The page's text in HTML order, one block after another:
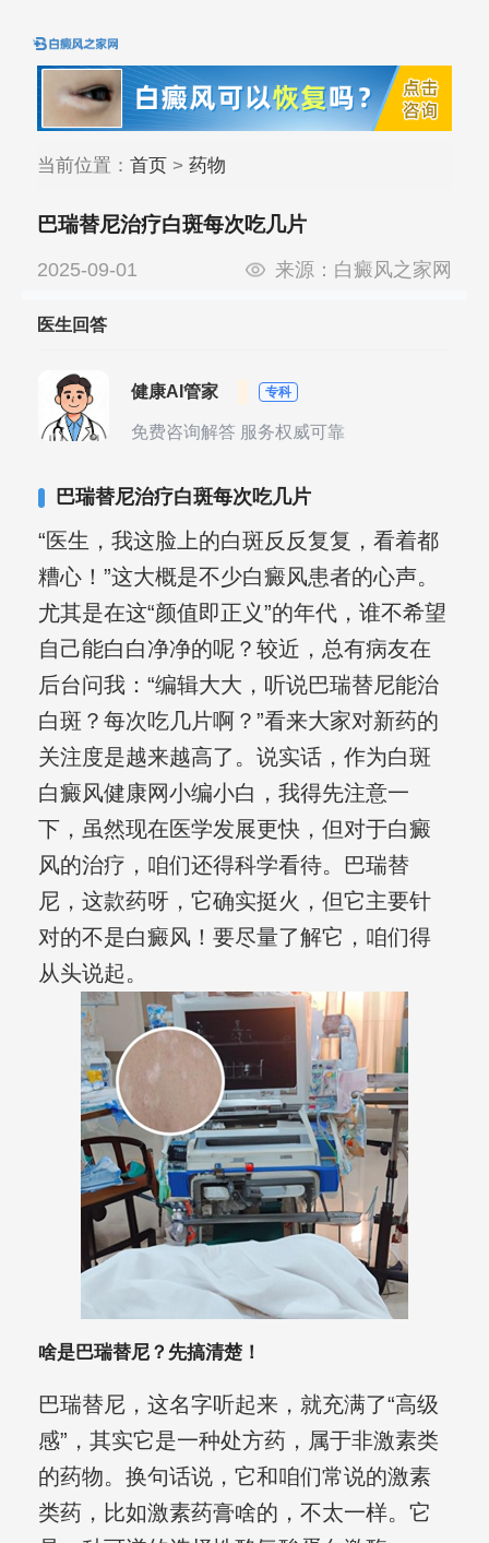
当前位置： 首页> 药物
巴瑞替尼治疗白斑每次吃几片
2025-09-01 来源： 白癜风之家网
医生回答
健康AI管家 专科
免费咨询解答 服务权威可靠
巴瑞替尼治疗白斑每次吃几片
“医生，我这脸上的白斑反反复复，看着都
糟心！”这大概是不少白癜风患者的心声。
尤其是在这“颜值即正义”的年代，谁不希望
自己能白白净净的呢？较近，总有病友在
后台问我：“编辑大大，听说巴瑞替尼能治
白斑？每次吃几片啊？”看来大家对新药的
关注度是越来越高了。说实话，作为白斑
白癜风健康网小编小白，我得先注意一
下，虽然现在医学发展更快，但对于白癜
风的治疗，咱们还得科学看待。巴瑞替
尼，这款药呀，它确实挺火，但它主要针
对的不是白癜风！要尽量了解它，咱们得
从头说起。
啥是巴瑞替尼？先搞清楚！
巴瑞替尼，这名字听起来，就充满了“高级
感”，其实它是一种处方药，属于非激素类
的药物。换句话说，它和咱们常说的激素
类药，比如激素药膏啥的，不太一样。它